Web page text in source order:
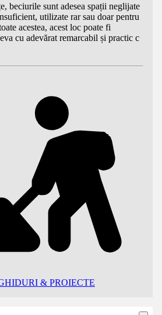
beciurile sunt adesea spații neglijate
utilizate rar sau doar pentru
acestea, acest loc poate fi
cu adevărat remarcabil și practic c
& PROIECTE